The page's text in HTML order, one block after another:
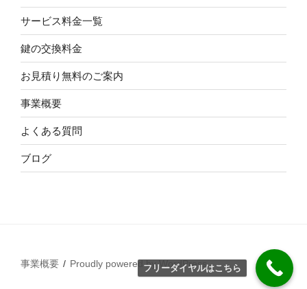
サービス料金一覧
鍵の交換料金
お見積り無料のご案内
事業概要
よくある質問
ブログ
事業概要 Proudly powered by WordPress
フリーダイヤルはこちら